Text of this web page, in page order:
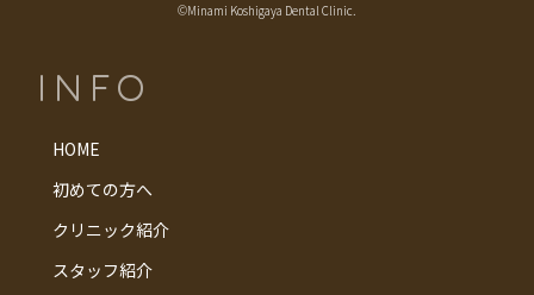
©Minami Koshigaya Dental Clinic.︎
INFO
HOME
初めての方へ
クリニック紹介
スタッフ紹介